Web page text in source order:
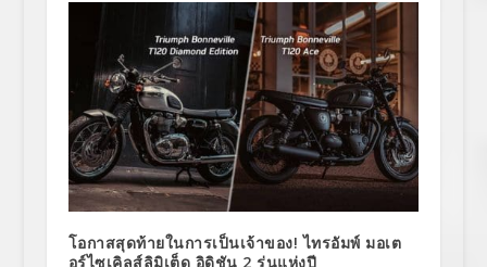
โอกาสสุดท้ายในการเป็นเจ้าของ! ไทรอัมพ์ มอเต
อร์ไซเคิลส์ลิมิเต็ด อิดิชัน 2 รุ่นแห่งปี